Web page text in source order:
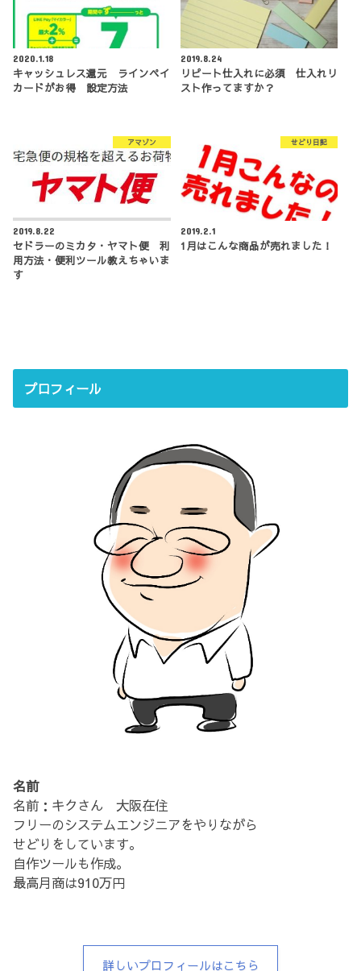
2020.1.18
キャッシュレス還元 ラインペイ
カードがお得 設定方法
2019.8.24
リピート仕入れに必須 仕入れリ
スト作ってますか？
アマゾン
2019.8.22
セドラーのミカタ・ヤマト便 利
用方法・便利ツール教えちゃいま
す
せどり日記
2019.2.1
1月はこんな商品が売れました！
プロフィール
名前
名前：キクさん 大阪在住
フリーのシステムエンジニアをやりながら
せどりをしています。
自作ツールも作成。
最高月商は910万円
詳しいプロフィールはこちら